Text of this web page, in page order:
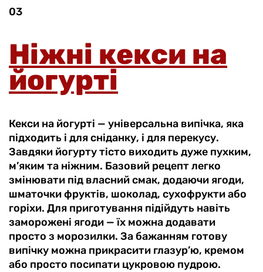
03
Ніжні кекси на
йогурті
Кекси на йогурті — універсальна випічка, яка
підходить і для сніданку, і для перекусу.
Завдяки йогурту тісто виходить дуже пухким,
м’яким та ніжним. Базовий рецепт легко
змінювати під власний смак, додаючи ягоди,
шматочки фруктів, шоколад, сухофрукти або
горіхи. Для приготування підійдуть навіть
заморожені ягоди — їх можна додавати
просто з морозилки. За бажанням готову
випічку можна прикрасити глазур’ю, кремом
або просто посипати цукровою пудрою.